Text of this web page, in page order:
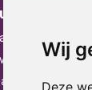
Wij
Deze
huis
bedrijven